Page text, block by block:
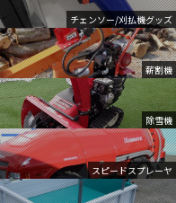
チェンソー/刈払機グッズ
薪割機
除雪機
スピードスプレーヤ